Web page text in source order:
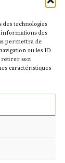
technologies
informations des
permettra de
ou les ID
retirer son
caractéristiques
de
Par
Cochon
en
2026
:Fumoir?
dans
du lieu.